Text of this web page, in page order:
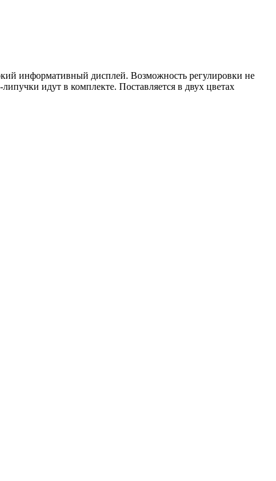
информативный дисплей. Возможность регулировки не
идут в комплекте. Поставляется в двух цветах